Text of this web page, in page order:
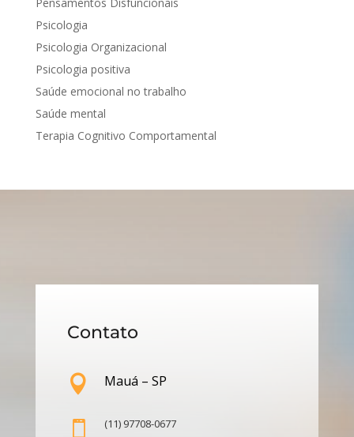
Psicologia
Psicologia Organizacional
Psicologia positiva
Saúde emocional no trabalho
Saúde mental
Terapia Cognitivo Comportamental
Contato
 Mauá – SP
 (11) 97708-0677